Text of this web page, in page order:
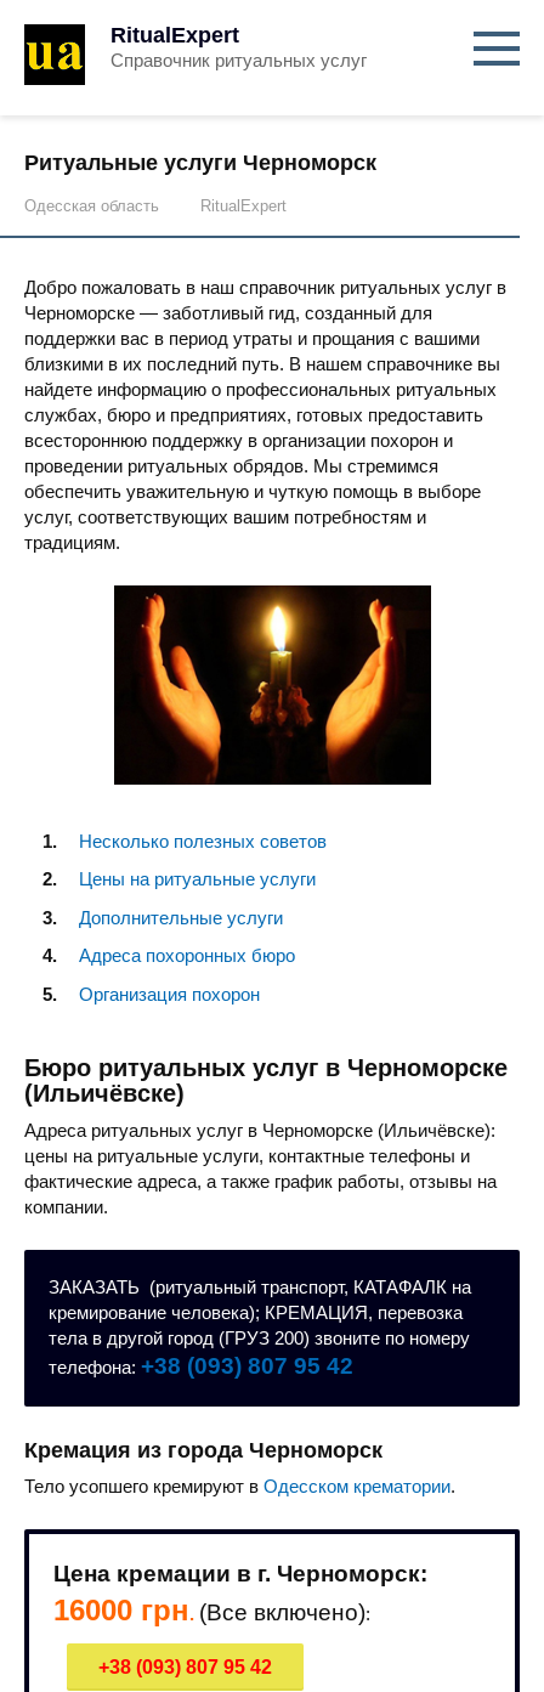
RitualExpert
Справочник ритуальных услуг
Ритуальные услуги Черноморск
Одесская область RitualExpert
Добро пожаловать в наш справочник ритуальных услуг в
Черноморске — заботливый гид, созданный для
поддержки вас в период утраты и прощания с вашими
близкими в их последний путь. В нашем справочнике вы
найдете информацию о профессиональных ритуальных
службах, бюро и предприятиях, готовых предоставить
всестороннюю поддержку в организации похорон и
проведении ритуальных обрядов. Мы стремимся
обеспечить уважительную и чуткую помощь в выборе
услуг, соответствующих вашим потребностям и
традициям.
Несколько полезных советов
Цены на ритуальные услуги
Дополнительные услуги
Адреса похоронных бюро
Организация похорон
Бюро ритуальных услуг в Черноморске
(Ильичёвске)
Адреса ритуальных услуг в Черноморске (Ильичёвске):
цены на ритуальные услуги, контактные телефоны и
фактические адреса, а также график работы, отзывы на
компании.
ЗАКАЗАТЬ (ритуальный транспорт, КАТАФАЛК на
кремирование человека); КРЕМАЦИЯ, перевозка
тела в другой город (ГРУЗ 200) звоните по номеру
телефона: +38 (093) 807 95 42
Кремация из города Черноморск
Тело усопшего кремируют в Одесском крематории.
Цена кремации в г. Черноморск:
16000 грн. (Все включено):
+38 (093) 807 95 42